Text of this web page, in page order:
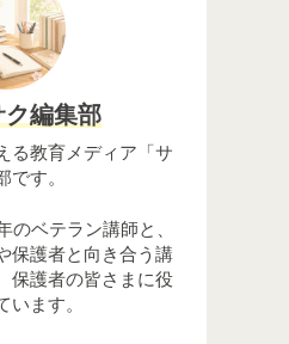
編集部
る教育メディア「サ
です。
のベテラン講師と、
保護者と向き合う講
保護者の皆さまに役
います。